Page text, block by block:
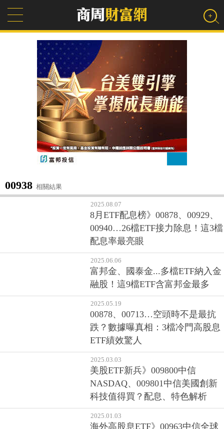
00938 相關結果
2025.08.07
8月ETF配息榜》00878、00929、
00940…26檔ETF接力除息！這3檔
配息率最亮眼
2025.06.06
富邦金、國泰金...多檔ETF納入金
融股！這9檔ETF含富邦金最多
2025.05.19
00878、00713…空頭時不是最抗
跌？數據曝真相：3檔冷門高股息
ETF績效驚人
2025.03.03
美股ETF新兵》009800中信
NASDAQ、009801中信美國創新
科技值得買？配息、特色解析
2025.01.03
海外高股息ETF》00963中信全球